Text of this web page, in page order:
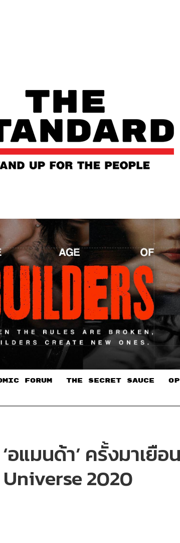
FORUM THE SECRET SAUCE​
แมนด้า’ ครั้งมาเยื
Universe 2020